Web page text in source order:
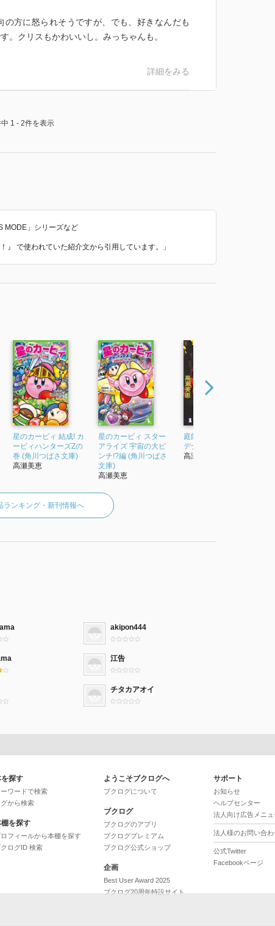
方に怒られそうですが、でも、好きなんだも
。クリスもかわいいし。みっちゃんも。
詳細をみる
1 - 2件を表示
MODE」シリーズなど
』 で使われていた紹介文から引用しています。」
星のカービィ 結成! カ
ービィハンターズZの
巻 (角川つばさ文庫)
高瀬美恵
星のカービィ スター
アライズ 宇宙の大ピ
ンチ!?編 (角川つばさ
文庫)
高瀬美恵
庭師(ブラック・ガー
デナー) (祥伝社文庫)
高瀬美恵
ランキング・新刊情報へ
akipon444
江告
チタカアオイ
探す
ーワードで検索
グから検索
を探す
ロフィールから本棚を探す
クログID 検索
ようこそブクログへ
ブクログについて
ブクログ
ブクログのアプリ
ブクログプレミアム
ブクログ公式ショップ
企画
Best User Award 2025
ブクログ20周年特設サイト
サポート
お知らせ
ヘルプセンター
法人向け広告メニュ
法人様のお問い合わ
公式Twitter
Facebookページ